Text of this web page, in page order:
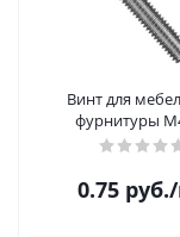
Винт для
фурнитуры
0.75руб.